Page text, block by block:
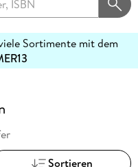
Sortimente mit dem
Sortieren